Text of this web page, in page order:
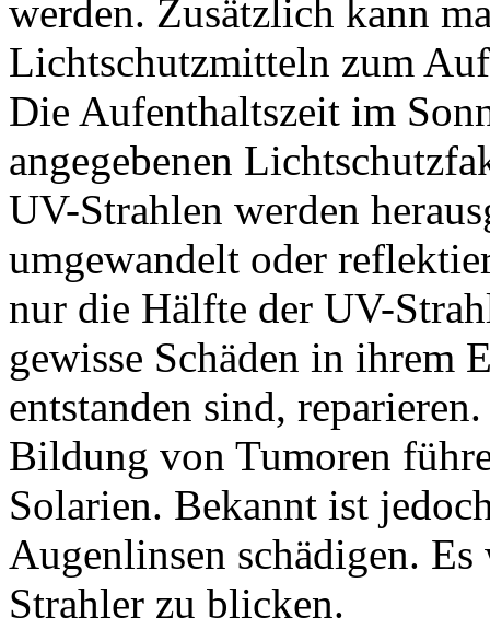
werden. Zusätzlich kann
Lichtschutzmitteln zum
Die Aufenthaltszeit im
angegebenen
UV-Strahlen werden
umgewandelt oder
nur die Hälfte der UV-
gewisse Schäden in ihrem
entstanden sind,
Bildung von Tumoren
Solarien. Bekannt ist
Augenlinsen schädigen.
Strahler zu blicken.